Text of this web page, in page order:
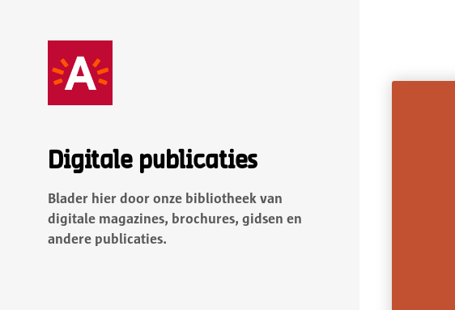
Digitale publicaties
Blader hier door onze bibliotheek van
digitale magazines, brochures, gidsen en
andere publicaties.